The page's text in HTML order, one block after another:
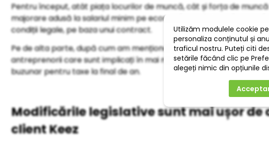
Pentru început, atât piața locurilor de muncă, cât și forța de
majorare adusă la salariul minim pe economie poate convinge mai
condiții legale, pe baza unui contract.
Pe de alta parte, după cum am menționat, cresc contribuțiile
antreprenorii care sunt implicați în mai multe proiecte s-ar putea
buzunar pentru taxe la final de an.
Modificările legislative sunt mai ușor
client Keez